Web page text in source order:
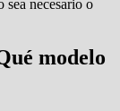
sea necesario o
modelo